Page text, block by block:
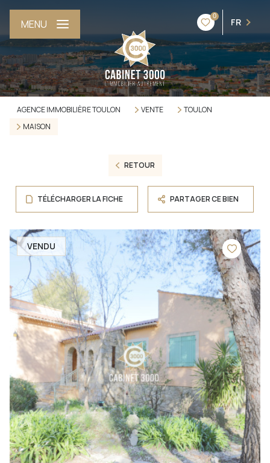
0
FR
MENU
AGENCE IMMOBILIÈRE TOULON VENTE
TOULON
MAISON
RETOUR
TÉLÉCHARGER LA FICHE PARTAGER CE BIEN
VENDU